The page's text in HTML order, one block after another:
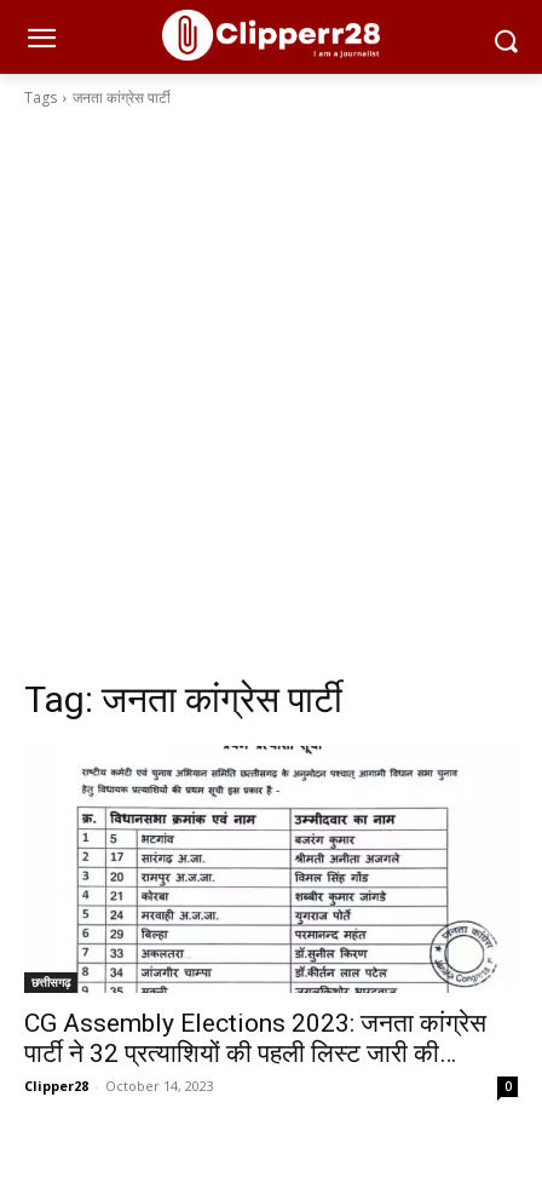
Tags जनता कांग्रेस पार्टी
Tag:जनता कांग्रेस पार्टी
छत्तीसगढ़
CG Assembly Elections 2023: जनता कांग्रेस
पार्टी ने 32 प्रत्याशियों की पहली लिस्ट जारी की…
Clipper28 - October 14, 2023 0